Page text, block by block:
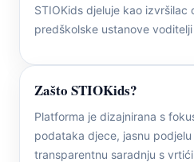
STIOKids djeluje kao izvršilac
predškolske ustanove
Zašto STIOKids?
Platforma je dizajnirana s
podataka djece, jasnu
transparentnu saradnju s